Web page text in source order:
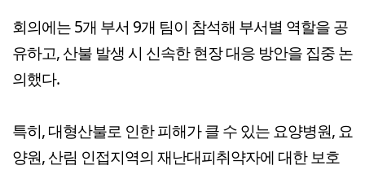
회의에는 5개 부서 9개 팀이 참석해 부서별 역할을 공
유하고, 산불 발생 시 신속한 현장 대응 방안을 집중 논
의했다.
특히, 대형산불로 인한 피해가 클 수 있는 요양병원, 요
양원, 산림 인접지역의 재난대피취약자에 대한 보호